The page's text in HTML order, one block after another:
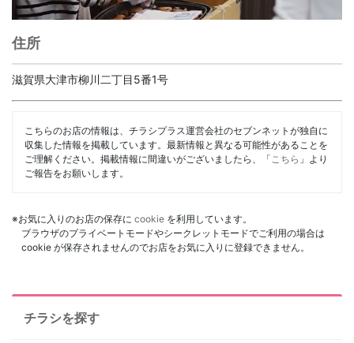
住所
滋賀県大津市柳川二丁目5番1号
こちらのお店の情報は、チラシプラス運営会社のセブンネットが独自に
収集した情報を掲載しています。最新情報と異なる可能性があることを
ご理解ください。掲載情報に間違いがございましたら、「 こちら 」より
ご報告をお願いします。
※お気に入りのお店の保存に cookie を利用しています。
ブラウザのプライベートモードやシークレットモードでご利用の場合は
cookie が保存されませんのでお店をお気に入りに登録できません。
チラシを探す